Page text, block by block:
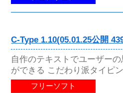
C-Type 1.10(05.01.25公開
自作のテキストでユーザー
ができる こだわり派タイピ
フリーソフト